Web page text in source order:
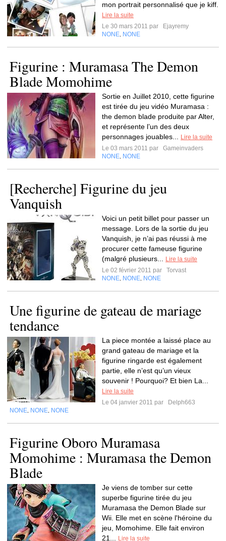
mon portrait personnalisé que je kiff.
Lire la suite
Le 30 mars 2011 par
Ejayremy
NONE NONE
Figurine : Muramasa The Demon
Blade Momohime
Sortie en Juillet 2010, cette figurine
est tirée du jeu vidéo Muramasa :
the demon blade produite par Alter,
et représente l’un des deux
personnages jouables...
Lire la suite
Le 03 mars 2011 par
Gameinvaders
NONE NONE
[Recherche] Figurine du jeu
Vanquish
Voici un petit billet pour passer un
message. Lors de la sortie du jeu
Vanquish, je n’ai pas réussi à me
procurer cette fameuse figurine
(malgré plusieurs...
Lire la suite
Le 02 février 2011 par
Torvast
NONE NONE NONE
Une figurine de gateau de mariage
tendance
La piece montée a laissé place au
grand gateau de mariage et la
figurine ringarde est également
partie, elle n’est qu’un vieux
souvenir ! Pourquoi? Et bien La...
Lire la suite
Le 04 janvier 2011 par
Delph663
NONE NONE NONE
Figurine Oboro Muramasa
Momohime : Muramasa the Demon
Blade
Je viens de tomber sur cette
superbe figurine tirée du jeu
Muramasa the Demon Blade sur
Wii. Elle met en scène l'héroine du
jeu, Momohime. Elle fait environ
21...
Lire la suite